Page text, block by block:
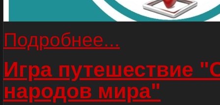
Подробнее...
Игра путешествие
народов мира"